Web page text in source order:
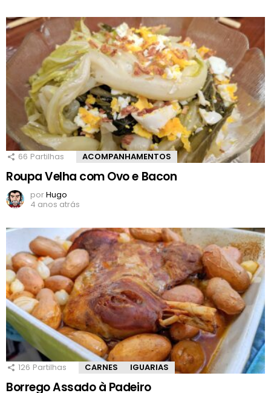
66 Partilhas ACOMPANHAMENTOS
Roupa Velha com Ovo e Bacon
porHugo
4 anos atrás
126 Partilhas CARNES IGUARIAS
Borrego Assado à Padeiro